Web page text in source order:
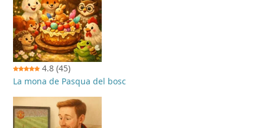
4.8 (45)
La mona de Pasqua del bosc